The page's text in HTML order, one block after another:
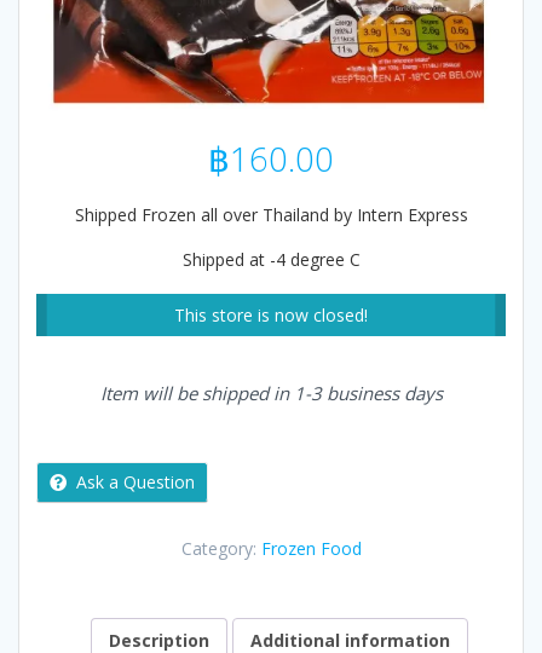
฿160.00
Shipped Frozen all over Thailand by Intern Express
Shipped at -4 degree C
This store is now closed!
Item will be shipped in 1-3 business days
Ask a Question
Category: Frozen Food
Description
Additional information